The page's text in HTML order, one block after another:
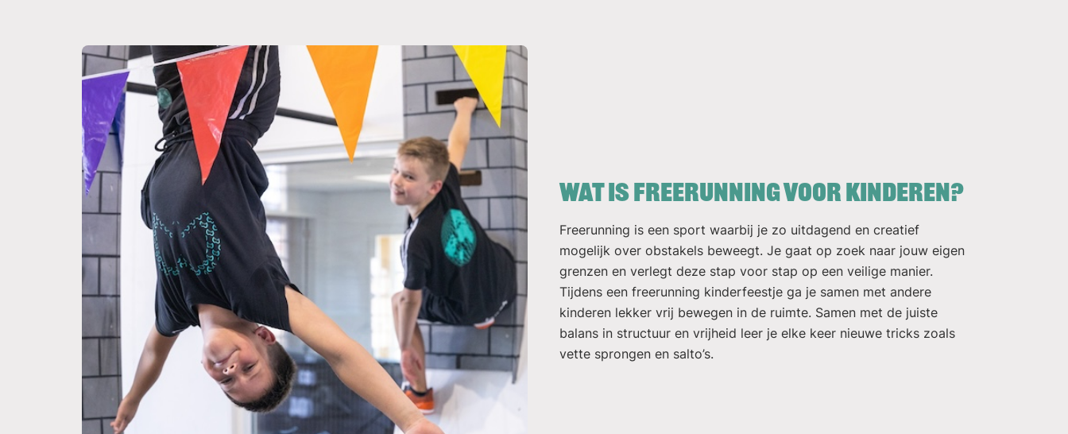
Wat is freerunning voor kinderen?
Freerunning is een sport waarbij je zo uitdagend en creatief
mogelijk over obstakels beweegt. Je gaat op zoek naar jouw eigen
grenzen en verlegt deze stap voor stap op een veilige manier.
Tijdens een freerunning kinderfeestje ga je samen met andere
kinderen lekker vrij bewegen in de ruimte. Samen met de juiste
balans in structuur en vrijheid leer je elke keer nieuwe tricks zoals
vette sprongen en salto’s.